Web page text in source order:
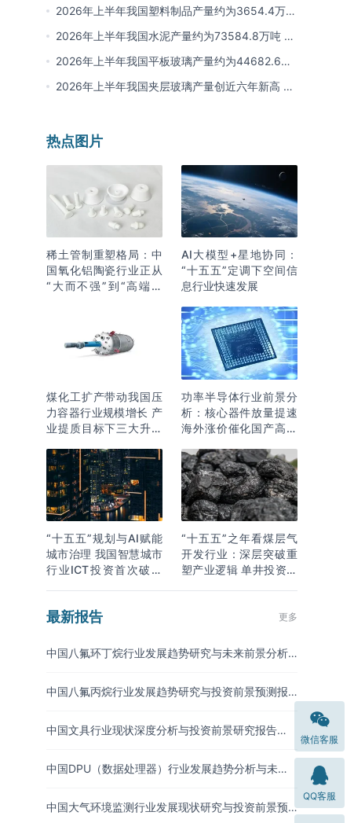
河北产量占比21.5%位居首位
2026年上半年我国塑料制品产量约为3654.4万吨
其中江苏、浙江产量分别占比18.9%、16.0%
2026年上半年我国水泥产量约为73584.8万吨 同
比下降8% 其中广东、浙江和安徽分别排名前三
2026年上半年我国平板玻璃产量约为44682.6万
重量箱 同比下降5.7% 其中河北产量最多 占比
2026年上半年我国夹层玻璃产量创近六年新高 约
热点图片
稀土管制重塑格局：中
国氧化铝陶瓷行业正从
“大而不强”到“高端突
AI大模型+星地协同：
“十五五”定调下空间信
息行业快速发展
煤化工扩产带动我国压
力容器行业规模增长 产
业提质目标下三大升级
功率半导体行业前景分
析：核心器件放量提速
海外涨价催化国产高端
“十五五”规划与AI赋能
城市治理 我国智慧城市
行业ICT投资首次破万
“十五五”之年看煤层气
开发行业：深层突破重
塑产业逻辑 单井投资成
最新报告 更多
中国八氟环丁烷行业发展趋势研究与未来前景分析
中国八氟丙烷行业发展趋势研究与投资前景预测报
中国文具行业现状深度分析与投资前景研究报告
中国DPU（数据处理器）行业发展趋势分析与未来
中国大气环境监测行业发展现状研究与投资前景预
微信客服
QQ客服